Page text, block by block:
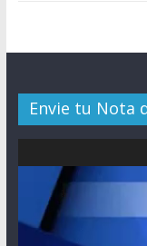
Envie tu Nota
de